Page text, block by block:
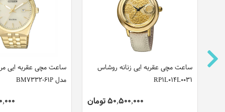
ساعت مچی عقربه ایی
مدل BM7332-61P
ساعت مچی عقربه ایی زنانه روشاس
RP1L014L0031
50,500,000 تومان